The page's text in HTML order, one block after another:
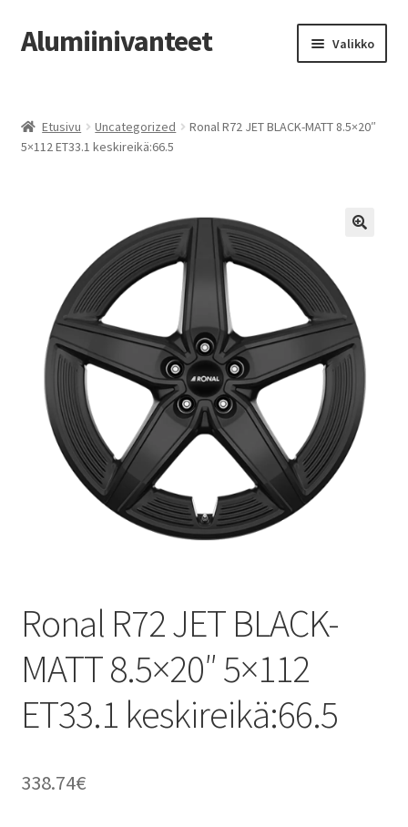
Siirry
navigointiin
Siirry
sisältöön
Alumiinivanteet Valikko
Kauppa
Vanteiden osto-opas
Auton renkaat
Yhteystiedot
Etusivu Uncategorized
Ronal R72 JET BLACK-MATT 8.5×20″
5×112 ET33.1 keskireikä:66.5
Ronal R72 JET BLACK-
MATT 8.5×20″ 5×112
ET33.1 keskireikä:66.5
338.74€